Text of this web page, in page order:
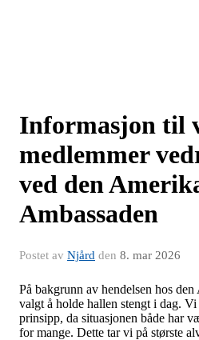
Informasjon til
medlemmer
ved den
Ambassaden
Postet av Njård den 8. mar 2026
På bakgrunn av hendelsen hos
valgt å holde hallen stengt i dag.
prinsipp, da situasjonen både har
for mange. Dette tar vi på største